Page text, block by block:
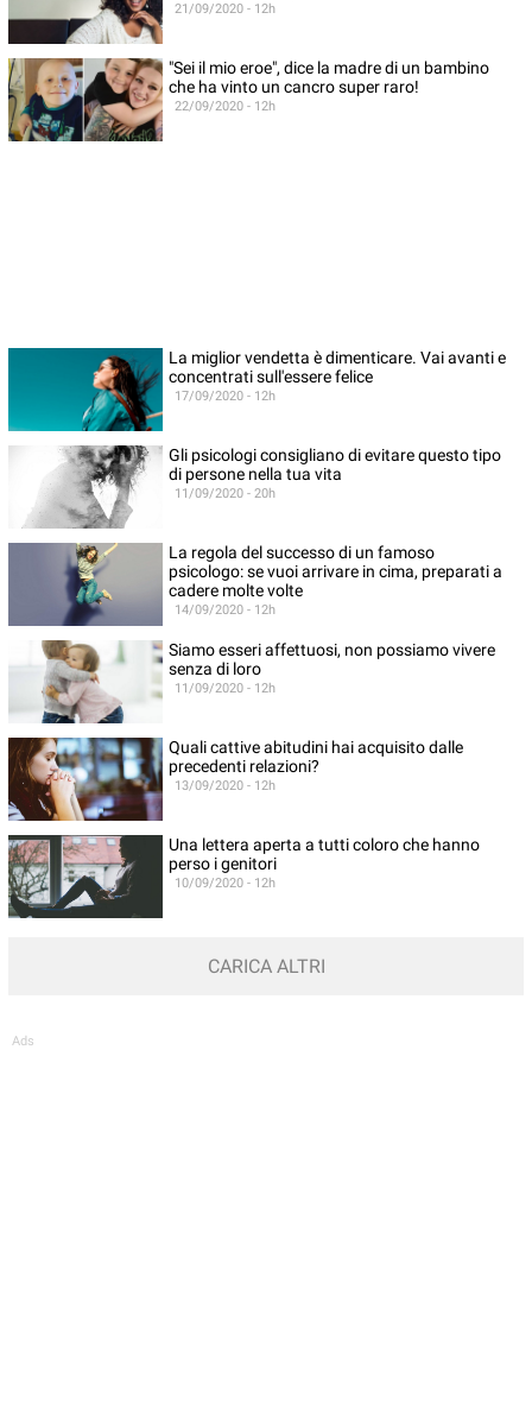
21/09/2020 - 12h
"Sei il mio eroe", dice la madre di un bambino
che ha vinto un cancro super raro!
22/09/2020 - 12h
La miglior vendetta è dimenticare. Vai avanti e
concentrati sull'essere felice
17/09/2020 - 12h
Gli psicologi consigliano di evitare questo tipo
di persone nella tua vita
11/09/2020 - 20h
La regola del successo di un famoso
psicologo: se vuoi arrivare in cima, preparati a
cadere molte volte
14/09/2020 - 12h
Siamo esseri affettuosi, non possiamo vivere
senza di loro
11/09/2020 - 12h
Quali cattive abitudini hai acquisito dalle
precedenti relazioni?
13/09/2020 - 12h
Una lettera aperta a tutti coloro che hanno
perso i genitori
10/09/2020 - 12h
CARICA ALTRI
Ads